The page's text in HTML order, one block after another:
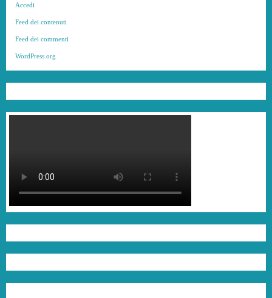
Accedi
Feed dei contenuti
Feed dei commenti
WordPress.org